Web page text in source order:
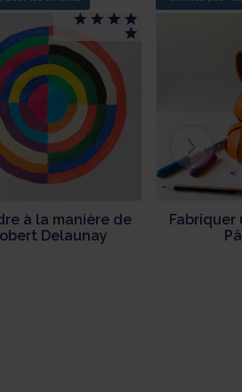
à la manière de
Delaunay
Fabriquer